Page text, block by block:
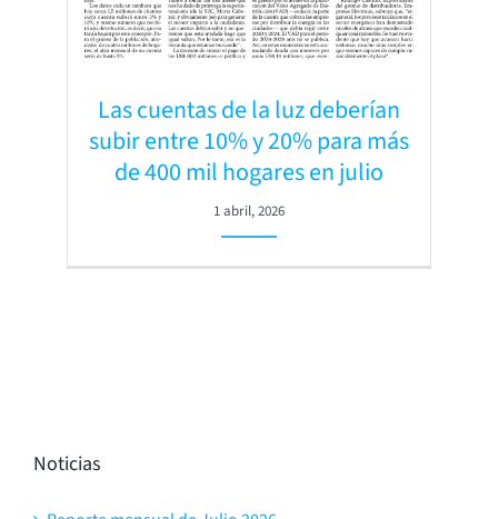
Las cuentas de la luz deberían
subir entre 10% y 20% para más
de 400 mil hogares en julio
1 abril, 2026
Noticias